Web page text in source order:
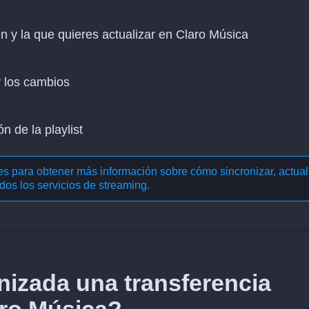
y la que quieres actualizar en Claro Música
los cambios
de la playlist
para obtener más información sobre cómo sincronizar,
los servicios de streaming.
una transferencia